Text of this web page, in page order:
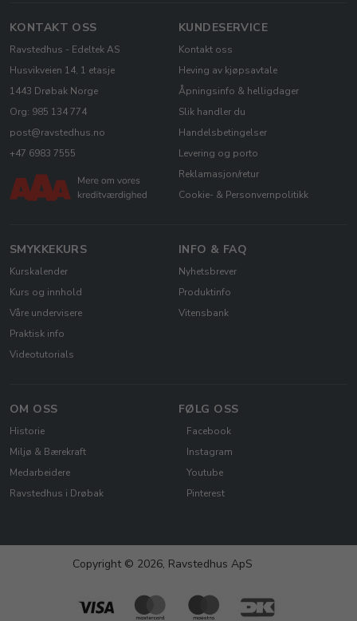
KONTAKT OSS
Ravstedhus - Edeltek AS
Husvikveien 14, 1 etasje
1443 Drøbak Norge
Org: 985 134 774
post@ravstedhus.no
+47 6983 7555
KUNDESERVICE
Kontakt oss
Heving av kjøpsavtale
Åpningsinfo & helligdager
Slik handler du
Handelsbetingelser
Levering og porto
Reklamasjon/retur
Cookie- & Personvernpolitikk
SMYKKEKURS
Kurskalender
Kurs og innhold
Våre undervisere
Praktisk info
Videotutorials
INFO & FAQ
Nyhetsbrever
Produktinfo
Vitensbank
OM OSS
Historie
Miljø & Bærekraft
Medarbeidere
Ravstedhus i Drøbak
FØLG OSS
Facebook
Instagram
Youtube
Pinterest
Copyright © 2026, Ravstedhus ApS